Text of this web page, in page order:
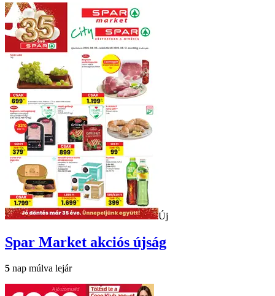
Új
Spar Market akciós újság
5 nap múlva lejár